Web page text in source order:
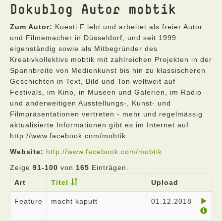
Dokublog Autor mobtik
Zum Autor: Kuesti F lebt und arbeitet als freier Autor
und Filmemacher in Düsseldorf, und seit 1999
eigenständig sowie als Mitbegründer des
Kreativkollektivs mobtik mit zahlreichen Projekten in der
Spannbreite von Medienkunst bis hin zu klassischeren
Geschichten in Text, Bild und Ton weltweit auf
Festivals, im Kino, in Museen und Galerien, im Radio
und anderweitigen Ausstellungs-, Kunst- und
Filmpräsentationen vertreten - mehr und regelmässig
aktualisierte Informationen gibt es im Internet auf
http://www.facebook.com/mobtik
Website: http://www.facebook.com/mobtik
Zeige 91-100 von 165 Einträgen.
Art
Titel Upload
Feature macht kaputt 01.12.2018